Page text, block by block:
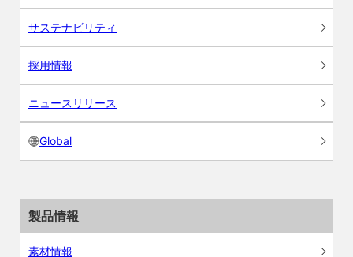
サステナビリティ
採用情報
ニュースリリース
Global
製品情報
素材情報